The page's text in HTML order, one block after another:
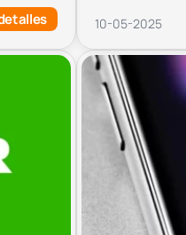
10-05-2025